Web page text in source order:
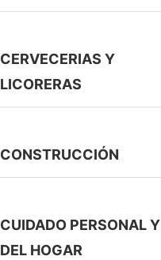
CERVECERIAS Y
LICORERAS
CONSTRUCCIÓN
CUIDADO PERSONAL Y
DEL HOGAR